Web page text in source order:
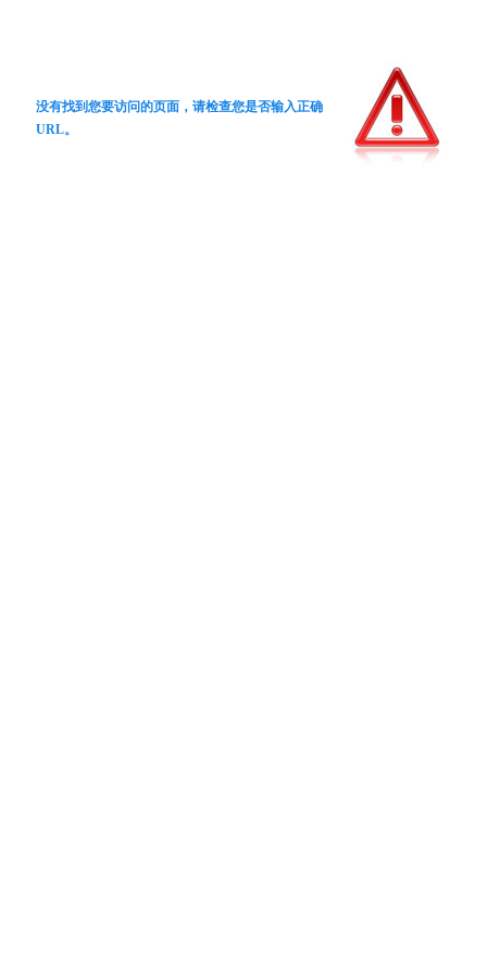
没有找到您要访问的页面，请检查您是否输入正确
URL。